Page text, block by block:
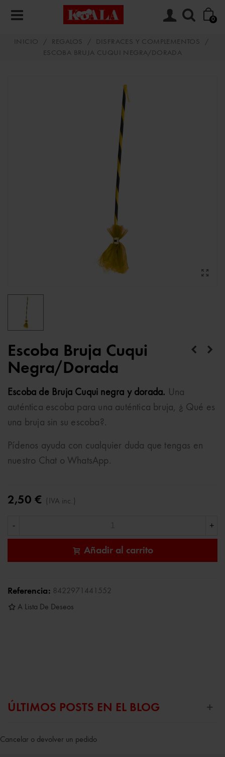
0
INICIO / REGALOS / DISFRACES Y COMPLEMENTOS
/
ESCOBA BRUJA CUQUI NEGRA/DORADA
Escoba Bruja Cuqui
Negra/Dorada
Escoba de Bruja Cuqui negra y dorada. Una
auténtica escoba para una auténtica bruja, ¿ Qué es
una bruja sin su escoba?.
Pídenos ayuda con cualquier duda que tengas en
nuestro Chat o WhatsApp.
2,50 € (IVA inc.)
- +
Añadir al carrito
Referencia: 8422971441552
A Lista De Deseos
ÚLTIMOS POSTS EN EL BLOG
Cancelar o devolver un pedido